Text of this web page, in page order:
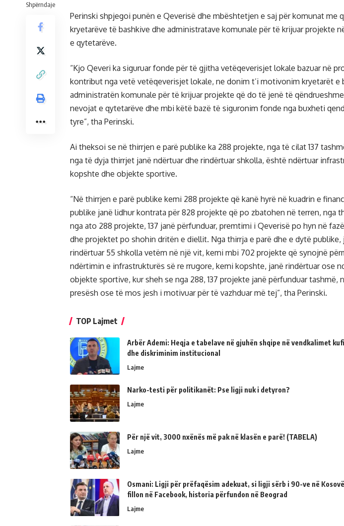
Shpërndaje
Perinski shpjegoi punën e Qeverisë dhe mbështetjen e saj për komunat me
kryetarëve të bashkive dhe administratave komunale për të krijuar projekte
e qytetarëve.
“Kjo Qeveri ka siguruar fonde për të gjitha vetëqeverisjet lokale bazuar në
kontribut nga vetë vetëqeverisjet lokale, ne donim t’i motivonim kryetarët e
administratën komunale për të krijuar projekte që do të jenë të
nevojat e qytetarëve dhe mbi këtë bazë të siguronim fonde nga buxheti
tyre”, tha Perinski.
Ai theksoi se në thirrjen e parë publike ka 288 projekte, nga të cilat 137
nga të dyja thirrjet janë ndërtuar dhe rindërtuar shkolla, është ndërtuar
kopshte dhe objekte sportive.
“Në thirrjen e parë publike kemi 288 projekte që kanë hyrë në kuadrin e
publike janë lidhur kontrata për 828 projekte që po zbatohen në terren, nga
nga ato 288 projekte, 137 janë përfunduar, premtimi i Qeverisë po hyn në
dhe projektet po shohin dritën e diellit. Nga thirrja e parë dhe e dytë publike,
rindërtuar 55 shkolla vetëm në një vit, kemi mbi 702 projekte që synojnë
ndërtimin e infrastrukturës së re rrugore, kemi kopshte, janë rindërtuar ose
objekte sportive, kur sheh se nga 288, 137 projekte janë përfunduar tashmë,
presësh ose të mos jesh i motivuar për të vazhduar më tej”, tha Perinski.
TOP Lajmet
Arbër Ademi: Heqja e tabelave në gjuhën shqipe në vendkalimet
dhe diskriminim institucional
Lajme
Narko-testi për politikanët: Pse ligji nuk i detyron?
Lajme
Për një vit, 3000 nxënës më pak në klasën e parë! (TABELA)
Lajme
Osmani: Ligji për prëfaqësim adekuat, si ligji sërb i 90-ve në
fillon në Facebook, historia përfundon në Beograd
Lajme